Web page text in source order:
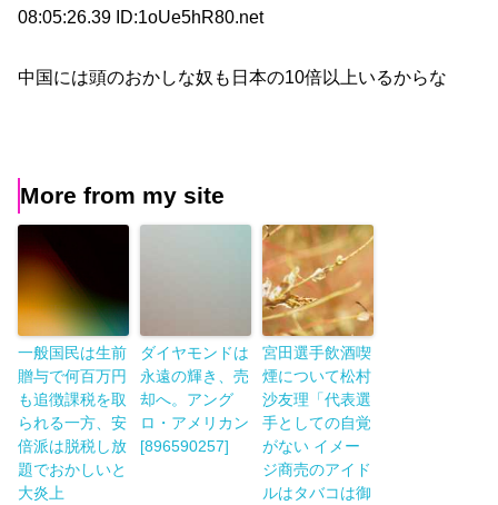
08:05:26.39 ID:1oUe5hR80.net
中国には頭のおかしな奴も日本の10倍以上いるからな
More from my site
一般国民は生前
贈与で何百万円
も追徴課税を取
られる一方、安
倍派は脱税し放
題でおかしいと
大炎上
ダイヤモンドは
永遠の輝き、売
却へ。アング
ロ・アメリカン
[896590257]
宮田選手飲酒喫
煙について松村
沙友理「代表選
手としての自覚
がない イメー
ジ商売のアイド
ルはタバコは御